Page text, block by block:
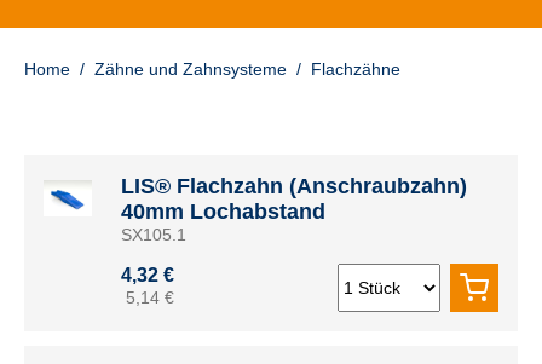
Home / Zähne und Zahnsysteme / Flachzähne
LIS® Flachzahn (Anschraubzahn)
40mm Lochabstand
SX105.1
4,32 €
5,14 €